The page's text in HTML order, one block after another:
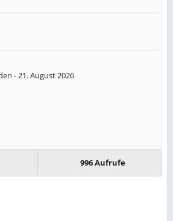
- 21. August 2026
996 Aufrufe